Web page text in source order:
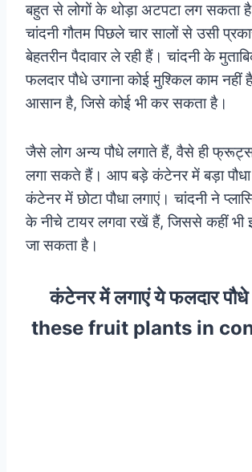
बहुत से लोगों के थोड़ा अटपटा लग सकता
चांदनी गौतम पिछले चार सालों से उसी
बेहतरीन पैदावार ले रही हैं। चांदनी के
फलदार पौधे उगाना कोई मुश्किल काम नहीं
आसान है, जिसे कोई भी कर सकता है।
जैसे लोग अन्य पौधे लगाते हैं, वैसे ही
लगा सकते हैं। आप बड़े कंटेनर में बड़ा
कंटेनर में छोटा पौधा लगाएं। चांदनी ने
के नीचे टायर लगवा रखें हैं, जिससे कहीं भी
जा सकता है।
कंटेनर में लगाएं ये फलदार
these fruit plants in